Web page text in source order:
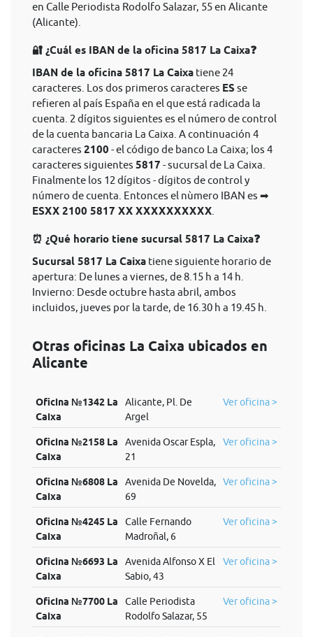
en Calle Periodista Rodolfo Salazar, 55 en Alicante
(Alicante).
🔐 ¿Cuál es IBAN de la oficina 5817 La Caixa❓
IBAN de la oficina 5817 La Caixa tiene 24
caracteres. Los dos primeros caracteres ES se
refieren al país España en el que está radicada la
cuenta. 2 dígitos siguientes es el número de control
de la cuenta bancaria La Caixa. A continuación 4
caracteres 2100 - el código de banco La Caixa; los 4
caracteres siguientes 5817 - sucursal de La Caixa.
Finalmente los 12 dígitos - dígitos de control y
número de cuenta. Entonces el nùmero IBAN es ➡
ESXX 2100 5817 XX XXXXXXXXXX
⏰ ¿Qué horario tiene sucursal 5817 La Caixa❓
Sucursal 5817 La Caixa tiene siguiente horario de
apertura: De lunes a viernes, de 8.15 h a 14 h.
Invierno: Desde octubre hasta abril, ambos
incluidos, jueves por la tarde, de 16.30 h a 19.45 h.
Otras oficinas La Caixa ubicados en
Alicante
Oficina №1342 La
Caixa
Alicante, Pl. De
Argel
Ver oficina >
Oficina №2158 La
Caixa
Avenida Oscar Espla,
21
Ver oficina >
Oficina №6808 La
Caixa
Avenida De Novelda,
69
Ver oficina >
Oficina №4245 La
Caixa
Calle Fernando
Madroñal, 6
Ver oficina >
Oficina №6693 La
Caixa
Avenida Alfonso X El
Sabio, 43
Ver oficina >
Oficina №7700 La
Caixa
Calle Periodista
Rodolfo Salazar, 55
Ver oficina >